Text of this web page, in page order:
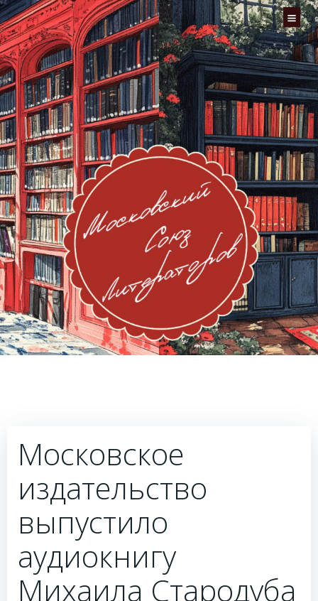
Перейти
к
содержимому
Московское
издательство
выпустило
аудиокнигу
Михаила Стародуба